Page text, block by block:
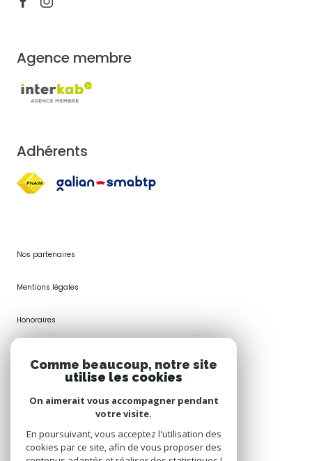
Agence membre
Adhérents
Nos partenaires
Mentions légales
Honoraires
Cookies
Comme beaucoup, notre site
utilise les cookies
On aimerait vous accompagner pendant
votre visite.
En poursuivant, vous acceptez l'utilisation des
cookies par ce site, afin de vous proposer des